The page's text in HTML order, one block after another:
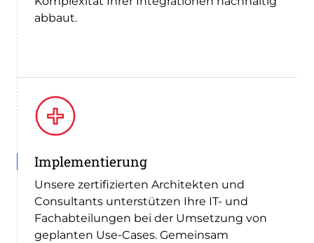
abbaut.
Implementierung
Unsere zertifizierten Architekten und
Consultants unterstützen Ihre IT- und
Fachabteilungen bei der Umsetzung von
geplanten Use-Cases. Gemeinsam